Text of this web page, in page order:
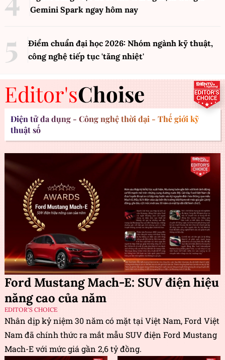
Gemini Spark ngay hôm nay
Điểm chuẩn đại học 2026: Nhóm ngành kỹ thuật,
công nghệ tiếp tục 'tăng nhiệt'
Editor'sChoise
Điện tử đa dụng - Công nghệ thời đại - Thế giới kỹ
thuật số
Ford Mustang Mach-E: SUV điện hiệu
năng cao của năm
EDITOR'S CHOICE
Nhân dịp kỷ niệm 30 năm có mặt tại Việt Nam, Ford Việt
Nam đã chính thức ra mắt mẫu SUV điện Ford Mustang
Mach-E với mức giá gần 2,6 tỷ đồng.